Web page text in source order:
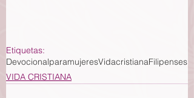
Etiquetas:
DevocionalparamujeresVidacristianaFilipenses
VIDA CRISTIANA